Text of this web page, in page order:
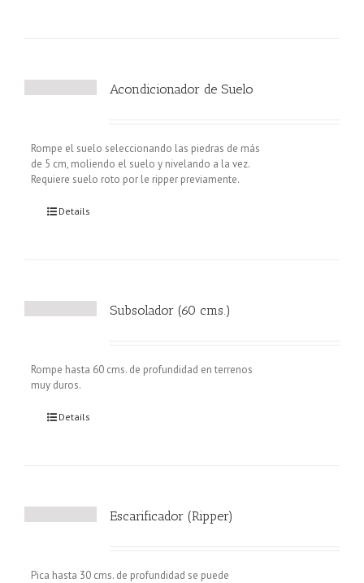
Acondicionador de Suelo
Rompe el suelo seleccionando las piedras de más
de 5 cm, moliendo el suelo y nivelando a la vez.
Requiere suelo roto por le ripper previamente.
Details
Subsolador (60 cms.)
Rompe hasta 60 cms. de profundidad en terrenos
muy duros.
Details
Escarificador (Ripper)
Pica hasta 30 cms. de profundidad se puede